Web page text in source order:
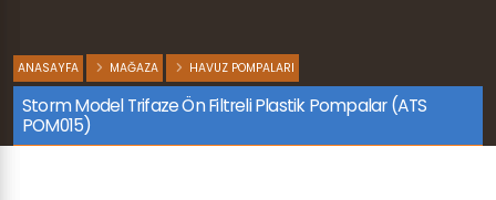
ANASAYFA MAĞAZA HAVUZ POMPALARI
Storm Model Trifaze Ön Filtreli Plastik Pompalar (ATS
POM015)